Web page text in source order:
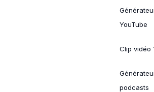
YouTube
Clip vidéo
podcasts